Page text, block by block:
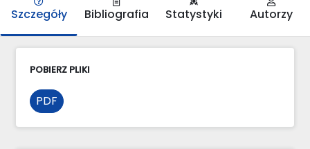
Szczegóły Bibliografia Statystyki Autorzy
POBIERZ PLIKI
PDF